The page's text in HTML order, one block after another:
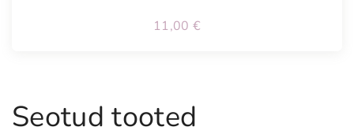
11,00 €
Seotud tooted